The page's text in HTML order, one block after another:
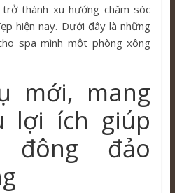
thành xu hướng chăm sóc
hiện nay. Dưới đây là những
spa mình một phòng xông
mới, mang
lợi ích giúp
đảo